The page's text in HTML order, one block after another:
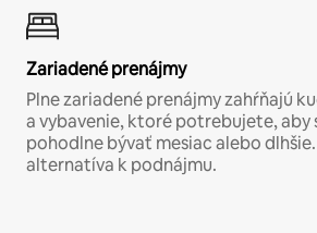
Zariadené prenájmy
Plne zariadené prenájmy zahŕňajú
a vybavenie, ktoré potrebujete, aby
pohodlne bývať mesiac alebo
alternatíva k podnájmu.